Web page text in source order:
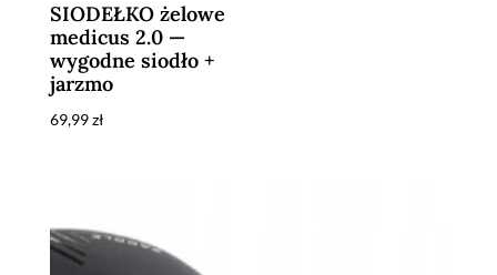
SIODEŁKO żelowe
medicus 2.0 —
wygodne siodło +
jarzmo
69,99zł